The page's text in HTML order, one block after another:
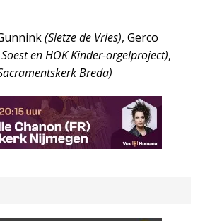
(Sietze de Vries), Gerco
en HOK Kinder-orgelproject),
Breda)